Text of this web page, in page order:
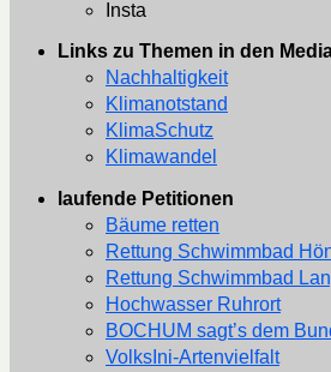
Insta
Links zu Themen in den
Nachhaltigkeit
Klimanotstand
KlimaSchutz
Klimawandel
laufende Petitionen
Bäume retten
Rettung Schwimmbad
Rettung Schwimmbad
Hochwasser Ruhrort
BOCHUM sagt’s dem
VolksIni-Artenvielfalt